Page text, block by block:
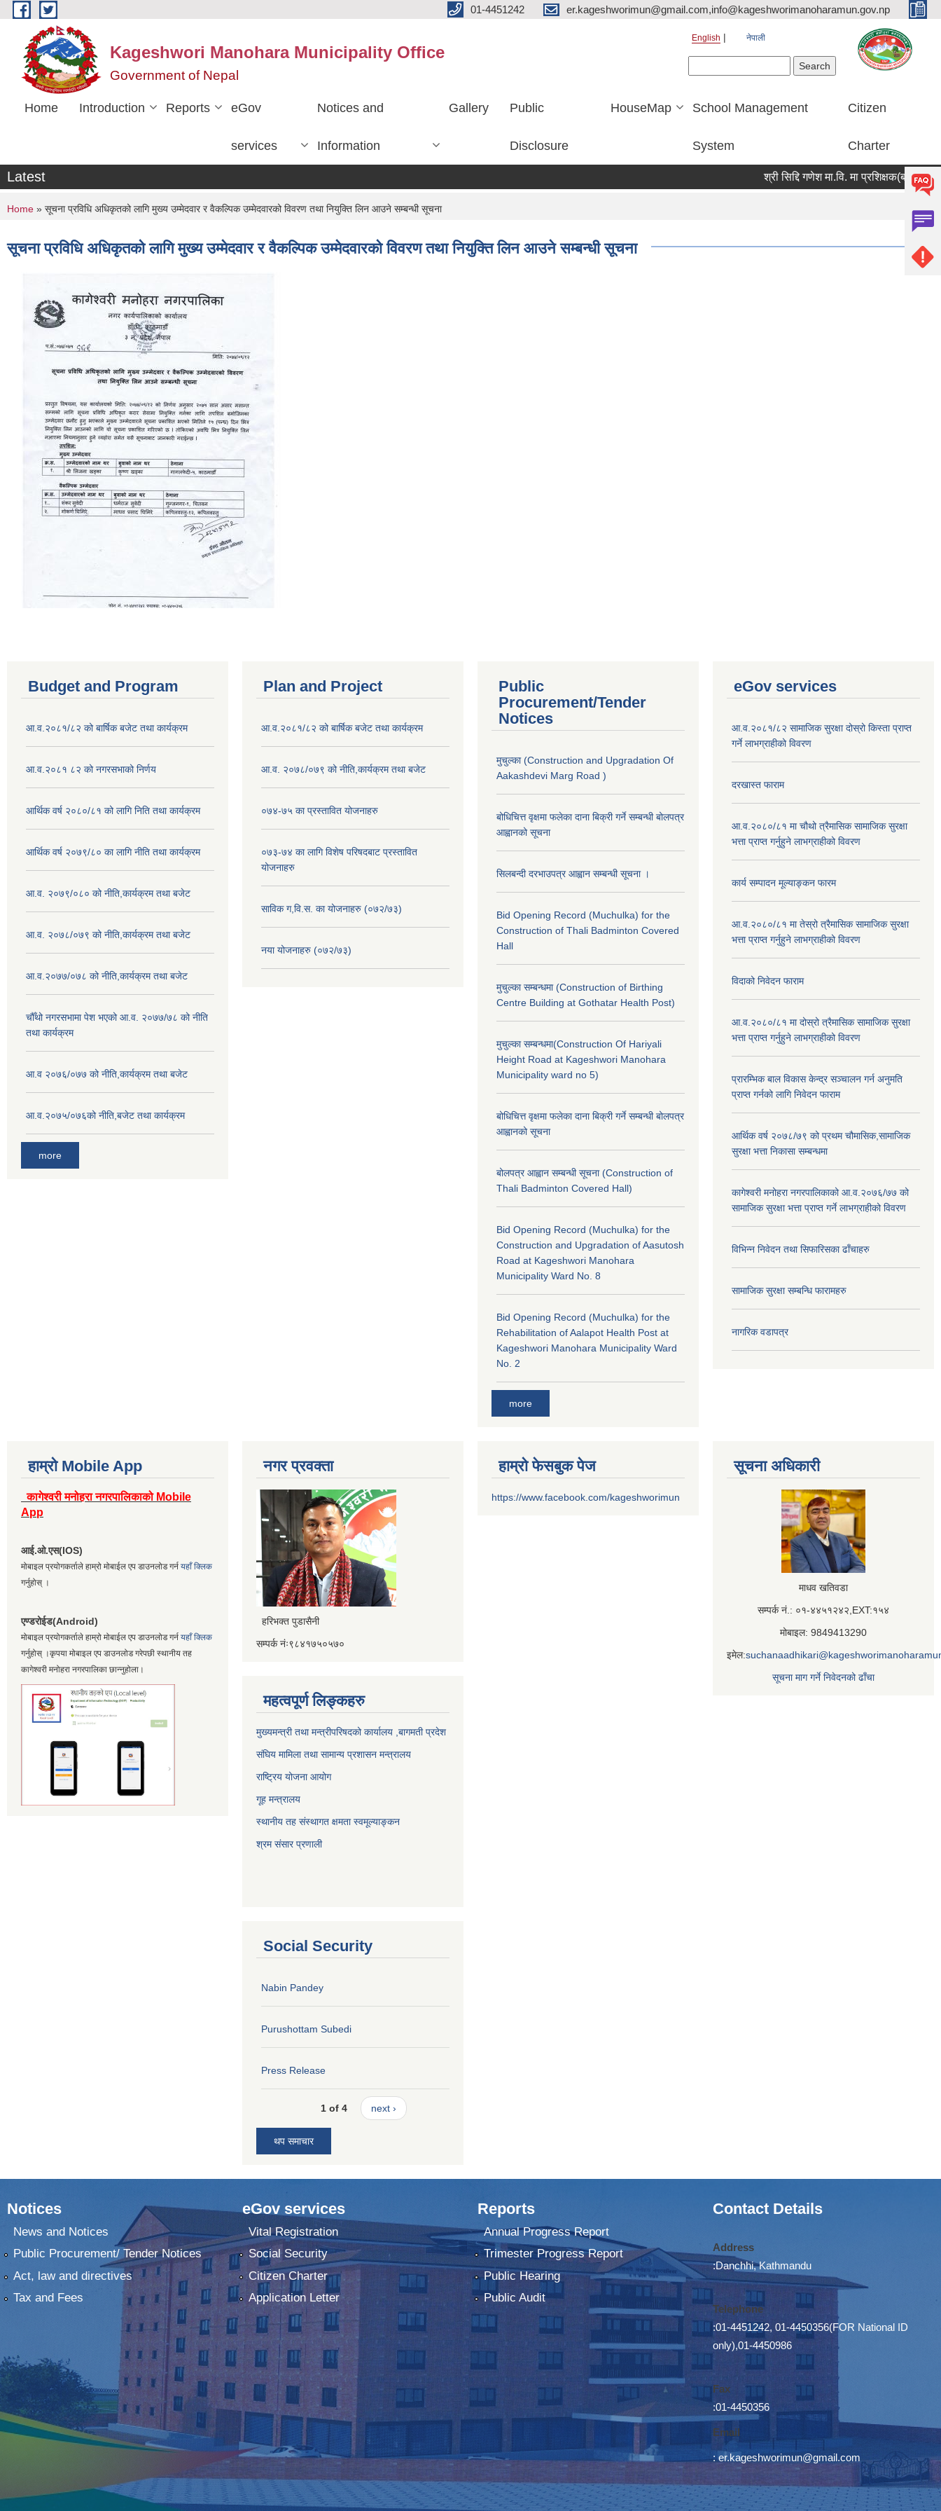
Skip to main content 01-4451242 er.kageshworimun@gmail.com,info@kageshworimanoharamun.gov.np
Kageshwori Manohara Municipality Office
Government of Nepal
English नेपाली
Home Introduction Reports eGov
services
Notices and
Information
Gallery Public
Disclosure
HouseMap School Management
System
Citizen
Charter
Latest श्री सिद्दि गणेश मा.वि. मा प्रशिक्षक(बाली विज्ञान)
You are here
Home » सूचना प्रविधि अधिकृतको लागि मुख्य उम्मेदवार र वैकल्पिक उम्मेदवारको विवरण तथा नियुक्ति लिन आउने सम्बन्धी सूचना
सूचना प्रविधि अधिकृतको लागि मुख्य उम्मेदवार र वैकल्पिक उम्मेदवारको विवरण तथा नियुक्ति लिन आउने सम्बन्धी सूचना
Budget and Program
आ.व.२०८१/८२ को बार्षिक बजेट तथा कार्यक्रम
आ.व.२०८१ ८२ को नगरसभाको निर्णय
आर्थिक वर्ष २०८०/८१ को लागि निति तथा कार्यक्रम
आर्थिक वर्ष २०७९/८० का लागि नीति तथा कार्यक्रम
आ.व. २०७९/०८० को नीति,कार्यक्रम तथा बजेट
आ.व. २०७८/०७९ को नीति,कार्यक्रम तथा बजेट
आ.व.२०७७/०७८ को नीति,कार्यक्रम तथा बजेट
चौँथो नगरसभामा पेश भएको आ.व. २०७७/७८ को नीति
तथा कार्यक्रम
आ.व २०७६/०७७ को नीति,कार्यक्रम तथा बजेट
आ.व.२०७५/०७६को नीति,बजेट तथा कार्यक्रम
more
Plan and Project
आ.व.२०८१/८२ को बार्षिक बजेट तथा कार्यक्रम
आ.व. २०७८/०७९ को नीति,कार्यक्रम तथा बजेट
०७४-७५ का प्रस्तावित योजनाहरु
०७३-७४ का लागि विशेष परिषदबाट प्रस्तावित
योजनाहरु
साविक ग,वि.स. का योजनाहरु (०७२/७३)
नया योजनाहरु (०७२/७३)
Public
Procurement/Tender
Notices
मुचुल्का (Construction and Upgradation Of
Aakashdevi Marg Road )
बोधिचित्त वृक्षमा फलेका दाना बिक्री गर्ने सम्बन्धी बोलपत्र
आह्वानको सूचना
सिलबन्दी दरभाउपत्र आह्वान सम्बन्धी सूचना ।
Bid Opening Record (Muchulka) for the
Construction of Thali Badminton Covered
Hall
मुचुल्का सम्बन्धमा (Construction of Birthing
Centre Building at Gothatar Health Post)
मुचुल्का सम्बन्धमा(Construction Of Hariyali
Height Road at Kageshwori Manohara
Municipality ward no 5)
बोधिचित्त वृक्षमा फलेका दाना बिक्री गर्ने सम्बन्धी बोलपत्र
आह्वानको सूचना
बोलपत्र आह्वान सम्बन्धी सूचना (Construction of
Thali Badminton Covered Hall)
Bid Opening Record (Muchulka) for the
Construction and Upgradation of Aasutosh
Road at Kageshwori Manohara
Municipality Ward No. 8
Bid Opening Record (Muchulka) for the
Rehabilitation of Aalapot Health Post at
Kageshwori Manohara Municipality Ward
No. 2
more
eGov services
आ.व.२०८१/८२ सामाजिक सुरक्षा दोस्रो किस्ता प्राप्त
गर्ने लाभग्राहीको विवरण
दरखास्त फाराम
आ.व.२०८०/८१ मा चौथो त्रैमासिक सामाजिक सुरक्षा
भत्ता प्राप्त गर्नुहुने लाभग्राहीको विवरण
कार्य सम्पादन मूल्याङ्कन फारम
आ.व.२०८०/८१ मा तेस्रो त्रैमासिक सामाजिक सुरक्षा
भत्ता प्राप्त गर्नुहुने लाभग्राहीको विवरण
विदाको निवेदन फाराम
आ.व.२०८०/८१ मा दोस्रो त्रैमासिक सामाजिक सुरक्षा
भत्ता प्राप्त गर्नुहुने लाभग्राहीको विवरण
प्रारम्भिक बाल विकास केन्द्र सञ्चालन गर्न अनुमति
प्राप्त गर्नको लागि निवेदन फाराम
आर्थिक वर्ष २०७८/७९ को प्रथम चौमासिक,सामाजिक
सुरक्षा भत्ता निकासा सम्बन्धमा
कागेश्वरी मनोहरा नगरपालिकाको आ.व.२०७६/७७ को
सामाजिक सुरक्षा भत्ता प्राप्त गर्ने लाभग्राहीको विवरण
विभिन्न निवेदन तथा सिफारिसका ढाँचाहरु
सामाजिक सुरक्षा सम्बन्धि फारामहरु
नागरिक वडापत्र
हाम्रो Mobile App
कागेश्वरी मनोहरा नगरपालिकाको Mobile
App
आई.ओ.एस(IOS)
मोबाइल प्रयोगकर्ताले हाम्रो मोबाईल एप डाउनलोड गर्न यहाँ क्लिक
गर्नुहोस् ।
एण्डरोईड(Android)
मोबाइल प्रयोगकर्ताले हाम्रो मोबाईल एप डाउनलोड गर्न यहाँ क्लिक
गर्नुहोस् ।कृपया मोबाइल एप डाउनलोड गरेपछी स्थानीय तह
कागेश्वरी मनोहरा नगरपालिका छान्नुहोला।
नगर प्रवक्ता
हरिभक्त पुडासैनी
सम्पर्क नंः९८४१७५०५७०
महत्वपूर्ण लिङ्कहरु
मुख्यमन्त्री तथा मन्त्रीपरिषदको कार्यालय ,बागमती प्रदेश
संघिय मामिला तथा सामान्य प्रशासन मन्त्रालय
राष्ट्रिय योजना आयोग
गूह मन्त्रालय
स्थानीय तह संस्थागत क्षमता स्वमूल्याङ्कन
श्रम संसार प्रणाली
Social Security
Nabin Pandey
Purushottam Subedi
Press Release
1 of 4 next ›
थप समाचार
हाम्रो फेसबुक पेज
https://www.facebook.com/kageshworimun
सूचना अधिकारी
माधव खतिवडा
सम्पर्क नं.: ०१-४४५१२४२,EXT:१५४
मोबाइल: 9849413290
इमेल:
सूचना माग गर्ने निवेदनको ढाँचा
Notices
News and Notices
Public Procurement/ Tender Notices
Act, law and directives
Tax and Fees
eGov services
Vital Registration
Social Security
Citizen Charter
Application Letter
Reports
Annual Progress Report
Trimester Progress Report
Public Hearing
Public Audit
Contact Details
Address
:Danchhi, Kathmandu
Telephone
:01-4451242, 01-4450356(FOR National ID
only),01-4450986
Fax
:01-4450356
Email
:er.kageshworimun@gmail.com